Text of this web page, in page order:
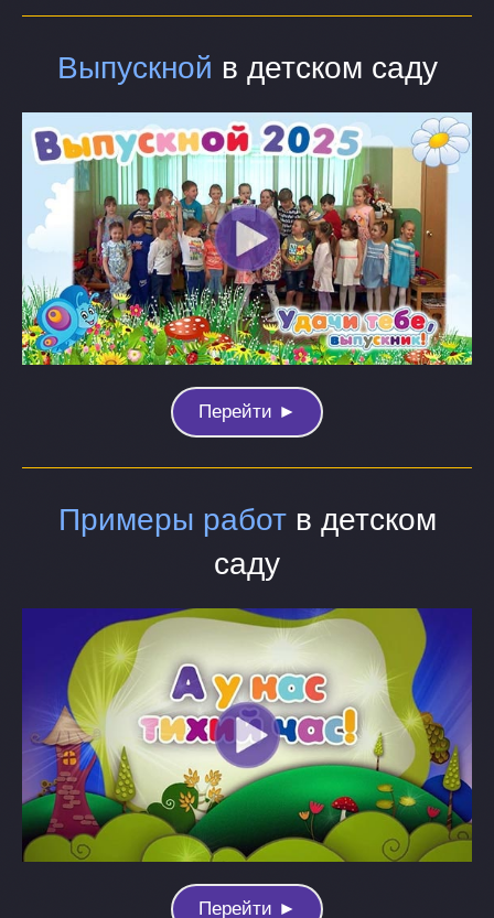
Выпускной в детском саду
Перейти ►
Примеры работв детском
саду
Перейти ►